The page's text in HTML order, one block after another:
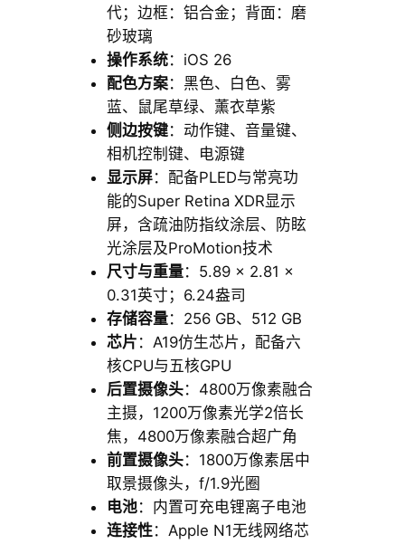
代；边框：铝合金；背面：磨
砂玻璃
操作系统：iOS 26
配色方案：黑色、白色、雾
蓝、鼠尾草绿、薰衣草紫
侧边按键：动作键、音量键、
相机控制键、电源键
显示屏：配备PLED与常亮功
能的Super Retina XDR显示
屏，含疏油防指纹涂层、防眩
光涂层及ProMotion技术
尺寸与重量：5.89 × 2.81 ×
0.31英寸；6.24盎司
存储容量：256 GB、512 GB
芯片 ：A19仿生芯片，配备六
核CPU与五核GPU
后置摄像头：4800万像素融合
主摄，1200万像素光学2倍长
焦，4800万像素融合超广角
前置摄像头：1800万像素居中
取景摄像头，f/1.9光圈
电池：内置可充电锂离子电池
连接性：Apple N1无线网络芯